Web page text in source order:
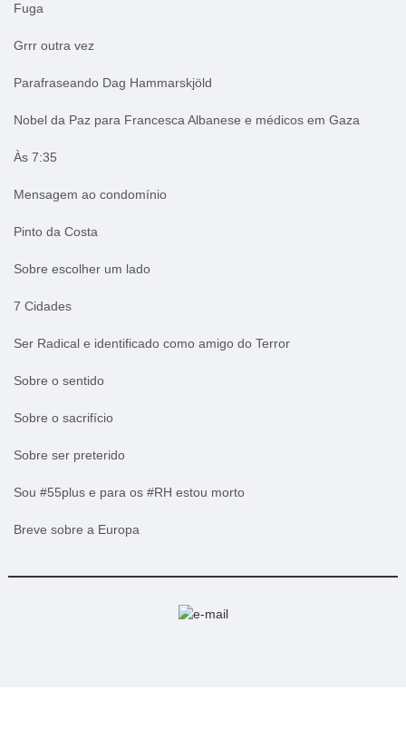
Fuga
Grrr outra vez
Parafraseando Dag Hammarskjöld
Nobel da Paz para Francesca Albanese e médicos em Gaza
Às 7:35
Mensagem ao condomínio
Pinto da Costa
Sobre escolher um lado
7 Cidades
Ser Radical e identificado como amigo do Terror
Sobre o sentido
Sobre o sacrifício
Sobre ser preterido
Sou #55plus e para os #RH estou morto
Breve sobre a Europa